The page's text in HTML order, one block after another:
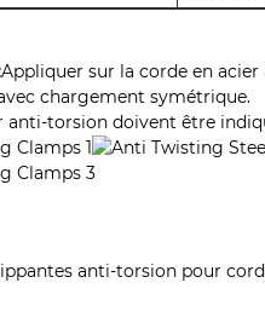
Appliquer sur la corde en
chargement symétrique.
anti-torsion doivent être
anti-torsion pour